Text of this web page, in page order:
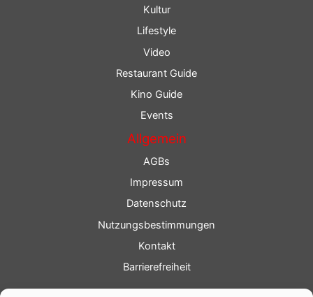
Kultur
Lifestyle
Video
Restaurant Guide
Kino Guide
Events
Allgemein
AGBs
Impressum
Datenschutz
Nutzungsbestimmungen
Kontakt
Barrierefreiheit